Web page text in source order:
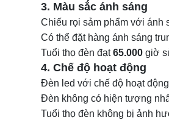
3. Màu sắc ánh sáng
Chiếu rọi sảm phẩm với ánh
Có thể đặt hàng ánh sáng
Tuổi thọ đèn đạt65.000 giờ
4. Chế độ hoạt động
Đèn led với chế độ hoạt
Đèn không có hiện tượng
Tuổi thọ đèn không bị ảnh